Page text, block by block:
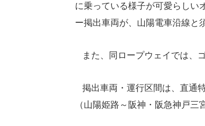
に乗っている様子が可愛らしい
ー掲出車両が、山陽電車沿線と
また、同ロープウェイでは、
掲出車両・運行区間は、直通
（山陽姫路～阪神・阪急神戸三